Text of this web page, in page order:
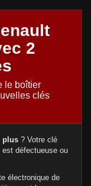
2
le boîtier
clés
plus ? Votre clé
défectueuse ou
électronique de